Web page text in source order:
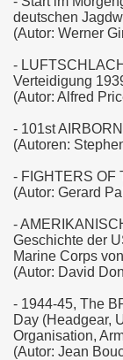
deutschen
(Autor: Werner
-
Verteidigung
(Autor: Alfred
- 101st
(Autoren:
- FIGHTERS OF
(Autor: Gerard
-
Geschichte der
Marine Corps
(Autor: David
- 1944-45, The
Day (Headgear,
Organisation,
(Autor: Jean